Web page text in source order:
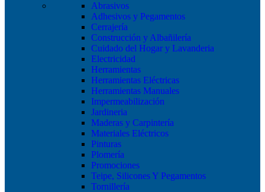
Abrasivos
Adhesivos y Pegamentos
Cerrajería
Construcción y Albañilería
Cuidado del Hogar y Lavanderia
Electricidad
Herramientas
Herramientas Eléctricas
Herramientas Manuales
Impermeabilización
Jardineria
Maderas y Carpintería
Materiales Eléctricos
Pinturas
Plomería
Promociones
Teipe, Silicones Y Pegamentos
Tornillería